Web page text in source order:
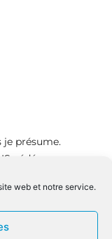
web et notre service.
je présume.
cédée ou
aider à mieux
innovant.